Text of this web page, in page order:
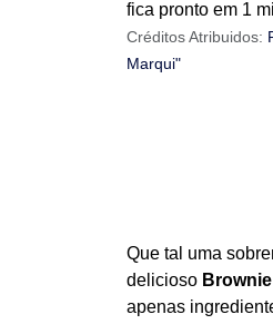
Créditos Atribuidos:
Marqui"
Que tal uma
delicioso
apenas